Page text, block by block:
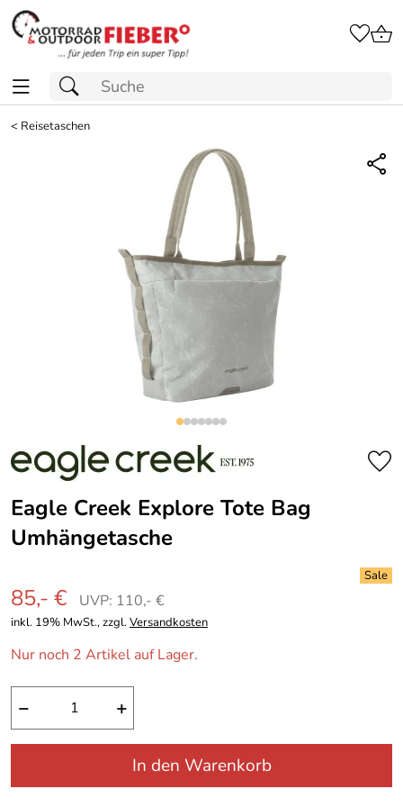
< Reisetaschen
Eagle Creek Explore Tote Bag
Umhängetasche
85,- € UVP: 110,- €
inkl. 19% MwSt., zzgl.Versandkosten
Nur noch 2 Artikel auf Lager.
− +
In den Warenkorb